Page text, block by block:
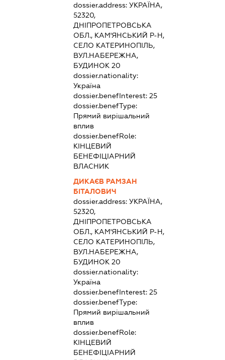
dossier.address: УКРАЇНА,
52320,
ДНІПРОПЕТРОВСЬКА
ОБЛ., КАМ'ЯНСЬКИЙ Р-Н,
СЕЛО КАТЕРИНОПІЛЬ,
ВУЛ.НАБЕРЕЖНА,
БУДИНОК 20
dossier.nationality:
Україна
dossier.benefInterest: 25
dossier.benefType:
Прямий вирішальний
вплив
dossier.benefRole:
КІНЦЕВИЙ
БЕНЕФІЦІАРНИЙ
ВЛАСНИК
ДИКАЄВ РАМЗАН
БІТАЛОВИЧ
dossier.address: УКРАЇНА,
52320,
ДНІПРОПЕТРОВСЬКА
ОБЛ., КАМ'ЯНСЬКИЙ Р-Н,
СЕЛО КАТЕРИНОПІЛЬ,
ВУЛ.НАБЕРЕЖНА,
БУДИНОК 20
dossier.nationality:
Україна
dossier.benefInterest: 25
dossier.benefType:
Прямий вирішальний
вплив
dossier.benefRole:
КІНЦЕВИЙ
БЕНЕФІЦІАРНИЙ